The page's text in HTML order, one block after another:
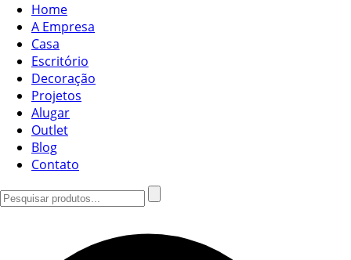
Home
A Empresa
Casa
Escritório
Decoração
Projetos
Alugar
Outlet
Blog
Contato